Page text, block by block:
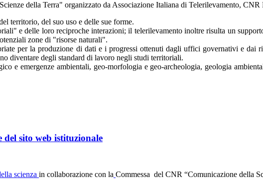
della Terra" organizzato da Associazione Italiana di Telerilevamento,
territorio, del suo uso e delle sue forme.
e delle loro reciproche interazioni; il telerilevamento inoltre risulta un
zone di "risorse naturali".
per la produzione di dati e i progressi ottenuti dagli uffici governativi e dai
diventare degli standard di lavoro negli studi territoriali.
e emergenze ambientali, geo-morfologia e geo-archeologia, geologia
sito web istituzionale
scienza in collaborazione con la Commessa del CNR “Comunicazione della